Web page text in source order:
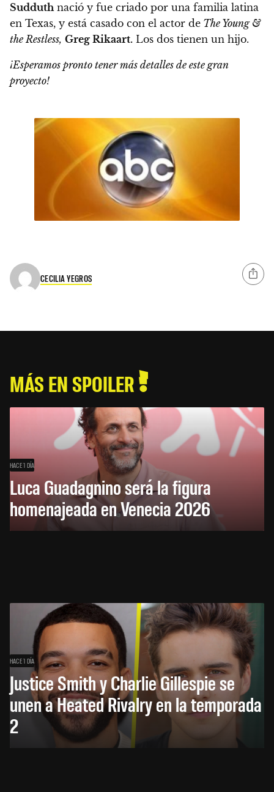
Sudduth nació y fue criado por una familia latina
en Texas, y está casado con el actor de The Young &
the Restless, Greg Rikaart. Los dos tienen un hijo.
¡Esperamos pronto tener más detalles de este gran
proyecto!
CECILIA YEGROS
MÁS EN SPOILER
HACE 1 DÍA
Luca Guadagnino será la figura
homenajeada en Venecia 2026
HACE 1 DÍA
Justice Smith y Charlie Gillespie se
unen a Heated Rivalry en la temporada
2